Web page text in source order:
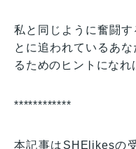
私と同じように奮闘
とに追われているあ
るためのヒントになれ
************
本記事はSHElikesの